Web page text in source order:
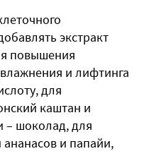
экстракт
повышения
и лифтинга
для
каштан и
– шоколад, для
и папайи,